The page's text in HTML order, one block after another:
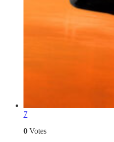
7
0 Votes